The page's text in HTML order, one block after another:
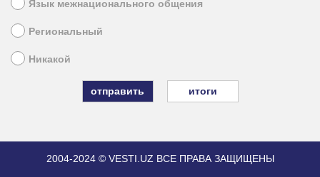
Язык межнационального общения
Региональный
Никакой
итоги
2004-2024 © VESTI.UZ ВСЕ ПРАВА ЗАЩИЩЕНЫ